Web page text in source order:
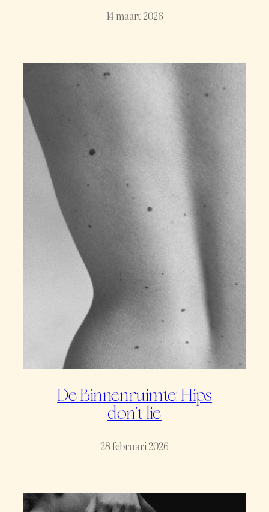
14 maart 2026
De Binnenruimte: Hips
don’t lie
28 februari 2026